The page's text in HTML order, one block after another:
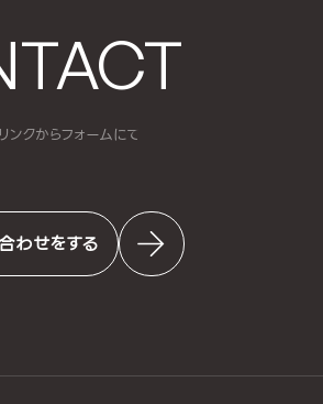
クからフォームにて
わせをする